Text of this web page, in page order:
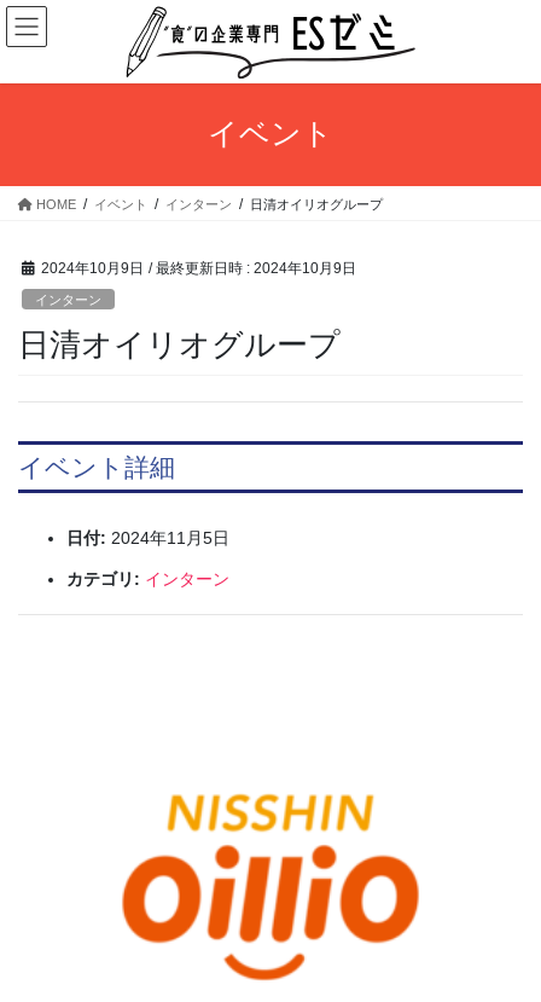
コ
ン
ン
キ
ナ
ビ
ー
に
イベント
HOME イベント インターン 日清オイリオグループ
2024年10月9日 / 最終更新日時 : 2024年10月9日
インターン
日清オイリオグループ
イベント詳細
日付: 2024年11月5日
カテゴリ: インターン